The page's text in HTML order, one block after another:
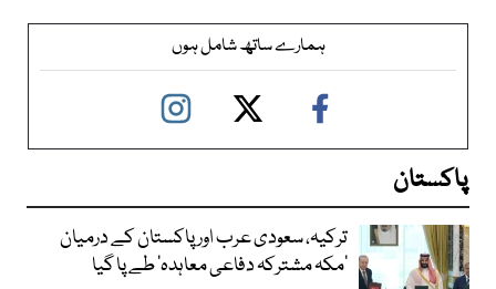
ہمارے ساتھ شامل ہوں
پاکستان
ترکیہ، سعودی عرب اور پاکستان کے درمیان
’مکہ مشترکہ دفاعی معاہدہ‘ طے پا گیا